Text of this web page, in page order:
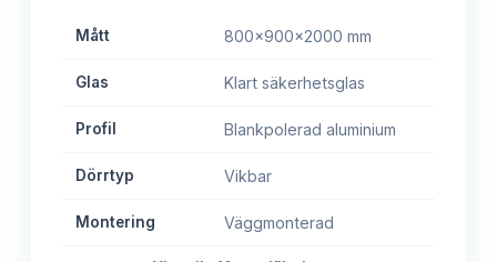
Mått 800x900x2000 mm
Glas Klart säkerhetsglas
Profil Blankpolerad aluminium
Dörrtyp Vikbar
Montering Väggmonterad